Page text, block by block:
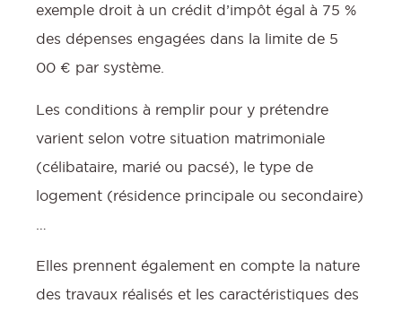
exemple droit à un crédit d’impôt égal à 75 %
des dépenses engagées dans la limite de 5
00 € par système.
Les conditions à remplir pour y prétendre
varient selon votre situation matrimoniale
(célibataire, marié ou pacsé), le type de
logement (résidence principale ou secondaire)
Elles prennent également en compte la nature
des travaux réalisés et les caractéristiques des